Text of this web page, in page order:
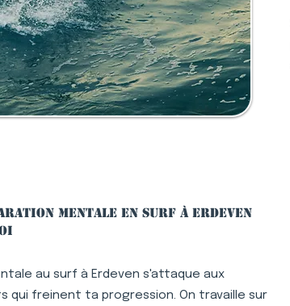
mentale en surf à Erdeven
au surf à Erdeven s'attaque aux
qui freinent ta progression. On travaille sur